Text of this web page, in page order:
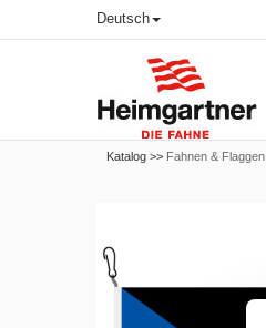
Deutsch
Katalog >> Fahnen & Flaggen